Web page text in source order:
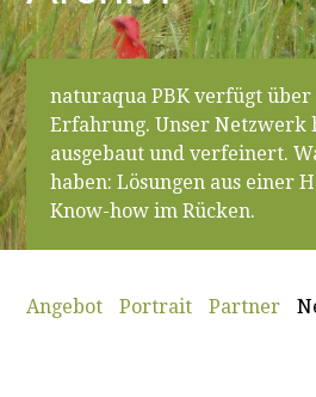
naturaqua PBK verfügt über
Erfahrung. Unser Netzwerk
ausgebaut und verfeinert.
haben: Lösungen aus einer
Know-how im Rücken.
Angebot Portrait Partner